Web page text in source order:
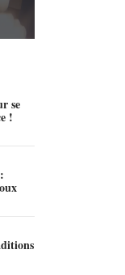
se
!